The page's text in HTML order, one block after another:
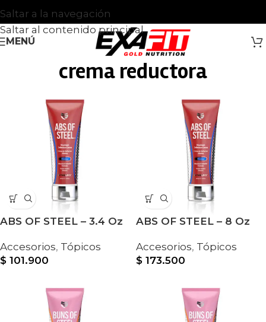
Saltar a la navegación
Saltar al contenido principal
MENÚ
crema reductora
ABS OF STEEL – 3.4 Oz
Accesorios, Tópicos
$ 101.900
ABS OF STEEL – 8 Oz
Accesorios, Tópicos
$ 173.500